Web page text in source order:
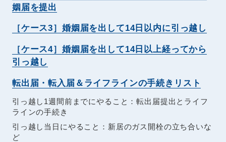
姻届を提出
［ケース3］婚姻届を出して14日以内に引っ越し
［ケース4］婚姻届を出して14日以上経ってから
引っ越し
転出届・転入届＆ライフラインの手続きリスト
引っ越し1週間前までにやること：転出届提出とライフ
ラインの手続き
引っ越し当日にやること：新居のガス開栓の立ち合いな
ど